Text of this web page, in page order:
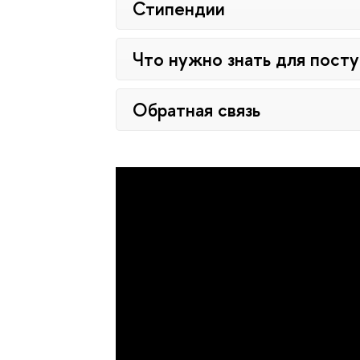
Стипендии
Что нужно знать для
Обратная связь